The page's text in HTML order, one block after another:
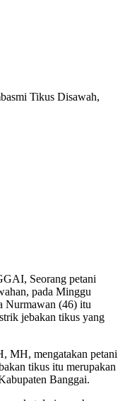
Tikus Disawah,
Seorang petani
pada Minggu
Nurmawan (46) itu
jebakan tikus yang
MH, mengatakan petani
tikus itu merupakan
Banggai.